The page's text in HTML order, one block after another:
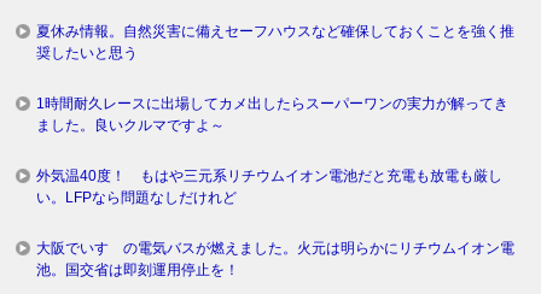
夏休み情報。自然災害に備えセーフハウスなど確保しておくことを強く推
奨したいと思う
1時間耐久レースに出場してカメ出したらスーパーワンの実力が解ってき
ました。良いクルマですよ～
外気温40度！ もはや三元系リチウムイオン電池だと充電も放電も厳し
い。LFPなら問題なしだけれど
大阪でいすゞの電気バスが燃えました。火元は明らかにリチウムイオン電
池。国交省は即刻運用停止を！